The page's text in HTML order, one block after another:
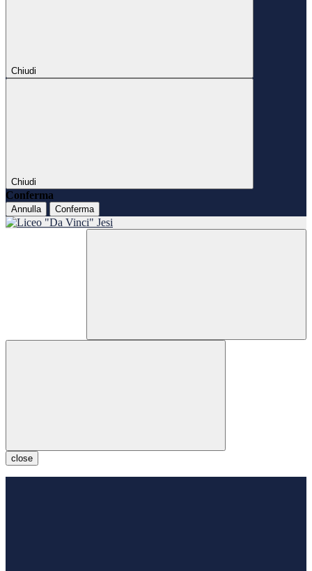
Chiudi
Chiudi
Conferma
Annulla Conferma
close